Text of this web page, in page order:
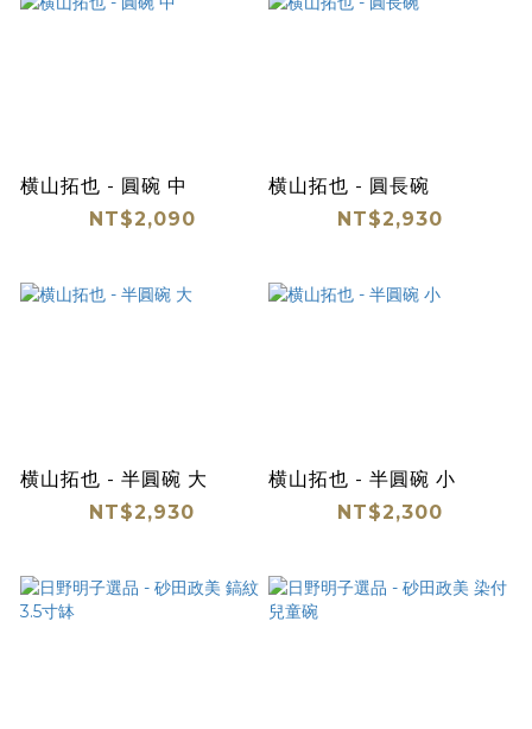
横山拓也 - 圓碗 中
NT$2,090
横山拓也 - 圓長碗
NT$2,930
横山拓也 - 半圓碗 大
NT$2,930
横山拓也 - 半圓碗 小
NT$2,300